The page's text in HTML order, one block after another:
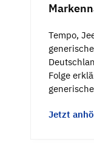
Tempo,
Folge
Jetzt